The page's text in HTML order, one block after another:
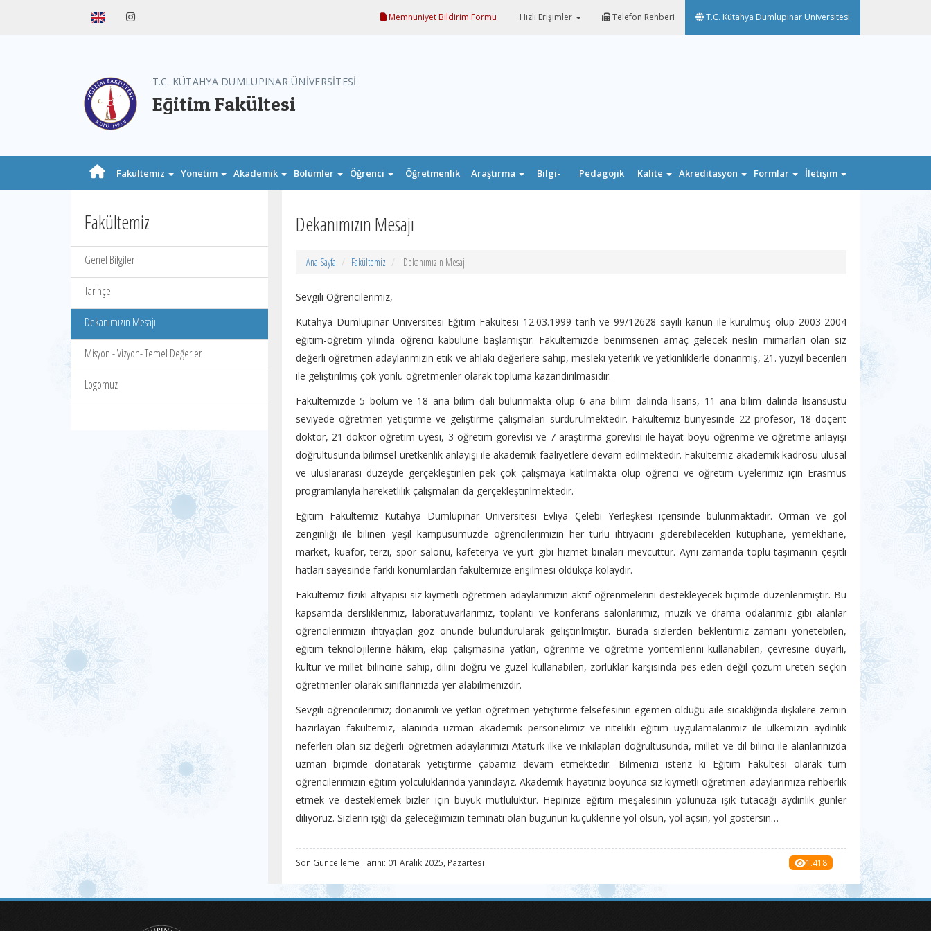
Memnuniyet Bildirim Formu Hızlı Erişimler Telefon Rehberi T.C. Kütahya Dumlupınar Üniversitesi
T.C. KÜTAHYA DUMLUPINAR ÜNİVERSİTESİ
Eğitim Fakültesi
Fakültemiz Yönetim Akademik Bölümler Öğrenci Öğretmenlik Araştırma Bilgi- Pedagojik Kalite Akreditasyon Formlar İletişim
Fakültemiz
Genel Bilgiler
Tarihçe
Dekanımızın Mesajı
Misyon - Vizyon- Temel Değerler
Logomuz
Dekanımızın Mesajı
Ana Sayfa Fakültemiz Dekanımızın Mesajı
Sevgili Öğrencilerimiz,
Kütahya Dumlupınar Üniversitesi Eğitim Fakültesi 12.03.1999 tarih ve 99/12628 sayılı kanun ile kurulmuş olup 2003-2004
eğitim-öğretim yılında öğrenci kabulüne başlamıştır. Fakültemizde benimsenen amaç gelecek neslin mimarları olan siz
değerli öğretmen adaylarımızın etik ve ahlaki değerlere sahip, mesleki yeterlik ve yetkinliklerle donanmış, 21. yüzyıl becerileri
ile geliştirilmiş çok yönlü öğretmenler olarak topluma kazandırılmasıdır.
Fakültemizde 5 bölüm ve 18 ana bilim dalı bulunmakta olup 6 ana bilim dalında lisans, 11 ana bilim dalında lisansüstü
seviyede öğretmen yetiştirme ve geliştirme çalışmaları sürdürülmektedir. Fakültemiz bünyesinde 22 profesör, 18 doçent
doktor, 21 doktor öğretim üyesi, 3 öğretim görevlisi ve 7 araştırma görevlisi ile hayat boyu öğrenme ve öğretme anlayışı
doğrultusunda bilimsel üretkenlik anlayışı ile akademik faaliyetlere devam edilmektedir. Fakültemiz akademik kadrosu ulusal
ve uluslararası düzeyde gerçekleştirilen pek çok çalışmaya katılmakta olup öğrenci ve öğretim üyelerimiz için Erasmus
programlarıyla hareketlilik çalışmaları da gerçekleştirilmektedir.
Eğitim Fakültemiz Kütahya Dumlupınar Üniversitesi Evliya Çelebi Yerleşkesi içerisinde bulunmaktadır. Orman ve göl
zenginliği ile bilinen yeşil kampüsümüzde öğrencilerimizin her türlü ihtiyacını giderebilecekleri kütüphane, yemekhane,
market, kuaför, terzi, spor salonu, kafeterya ve yurt gibi hizmet binaları mevcuttur. Aynı zamanda toplu taşımanın çeşitli
hatları sayesinde farklı konumlardan fakültemize erişilmesi oldukça kolaydır.
Fakültemiz fiziki altyapısı siz kıymetli öğretmen adaylarımızın aktif öğrenmelerini destekleyecek biçimde düzenlenmiştir. Bu
kapsamda dersliklerimiz, laboratuvarlarımız, toplantı ve konferans salonlarımız, müzik ve drama odalarımız gibi alanlar
öğrencilerimizin ihtiyaçları göz önünde bulundurularak geliştirilmiştir. Burada sizlerden beklentimiz zamanı yönetebilen,
eğitim teknolojilerine hâkim, ekip çalışmasına yatkın, öğrenme ve öğretme yöntemlerini kullanabilen, çevresine duyarlı,
kültür ve millet bilincine sahip, dilini doğru ve güzel kullanabilen, zorluklar karşısında pes eden değil çözüm üreten seçkin
öğretmenler olarak sınıflarınızda yer alabilmenizdir.
Sevgili öğrencilerimiz; donanımlı ve yetkin öğretmen yetiştirme felsefesinin egemen olduğu aile sıcaklığında ilişkilere zemin
hazırlayan fakültemiz, alanında uzman akademik personelimiz ve nitelikli eğitim uygulamalarımız ile ülkemizin aydınlık
neferleri olan siz değerli öğretmen adaylarımızı Atatürk ilke ve inkılapları doğrultusunda, millet ve dil bilinci ile alanlarınızda
uzman biçimde donatarak yetiştirme çabamız devam etmektedir. Bilmenizi isteriz ki Eğitim Fakültesi olarak tüm
öğrencilerimizin eğitim yolculuklarında yanındayız. Akademik hayatınız boyunca siz kıymetli öğretmen adaylarımıza rehberlik
etmek ve desteklemek bizler için büyük mutluluktur. Hepinize eğitim meşalesinin yolunuza ışık tutacağı aydınlık günler
diliyoruz. Sizlerin ışığı da geleceğimizin teminatı olan bugünün küçüklerine yol olsun, yol açsın, yol göstersin…
Son Güncelleme Tarihi: 01 Aralık 2025, Pazartesi 1.418